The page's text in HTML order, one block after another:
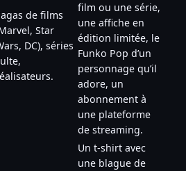
de films
Star
DC), séries
film ou une série,
une affiche en
édition limitée, le
Funko Pop d’un
personnage qu’il
adore, un
abonnement à
une plateforme
de streaming.
Un t-shirt avec
une blague de